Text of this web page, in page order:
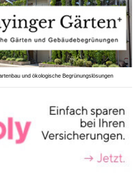
und ökologische Begrünungslösungen